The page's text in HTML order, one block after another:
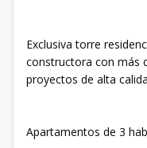
Exclusiva torre
constructora con más
proyectos de alta
Apartamentos de 3